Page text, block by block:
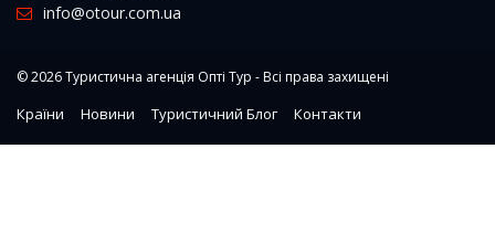
info@otour.com.ua
© 2026Туристична агенція Опті Тур - Всі права захищені
Країни Новини Туристичний Блог Контакти